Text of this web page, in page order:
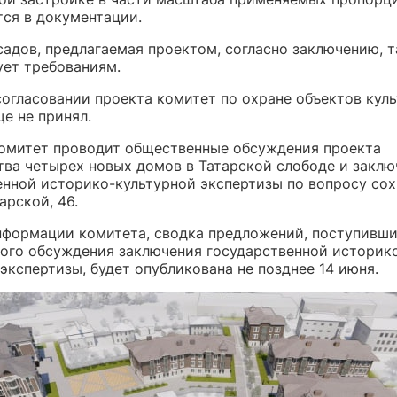
в документации.
предлагаемая проектом, согласно заключению,
требованиям.
проекта комитет по охране объектов
не принял.
проводит общественные обсуждения проекта
четырех новых домов в Татарской слободе и
историко-культурной экспертизы по вопросу
46.
комитета, сводка предложений,
обсуждения заключения государственной
будет опубликована не позднее 14 июня.